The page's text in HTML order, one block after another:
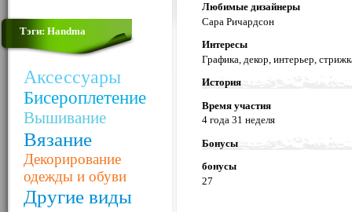
Тэги: Handma
Аксессуары
Бисероплетение
Вышивание
Вязание
Декорирование
одежды и обуви
Другие виды
Любимые дизайнеры
Сара Ричардсон
Интересы
Графика, декор, интерьер,
История
Время участия
4 года 31 неделя
Бонусы
бонусы
27